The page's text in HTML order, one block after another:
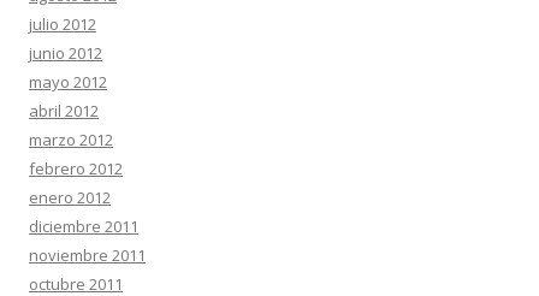
julio 2012
junio 2012
mayo 2012
abril 2012
marzo 2012
febrero 2012
enero 2012
diciembre 2011
noviembre 2011
octubre 2011